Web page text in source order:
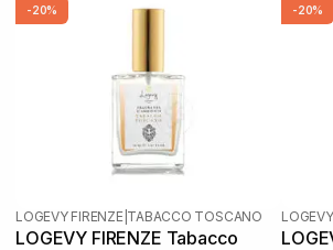
-20%
LOGEVY FIRENZE TABACCO TOSCANO
LOGEVY FIRENZE Tabacco
-20%